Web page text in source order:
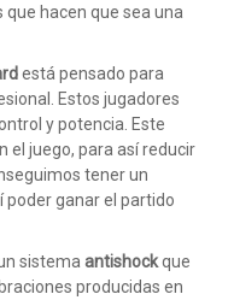
hacen que sea una
está pensado para
Estos jugadores
y potencia. Este
el juego, para así reducir
tener un
poder ganar el partido
sistema antishockque
producidas en